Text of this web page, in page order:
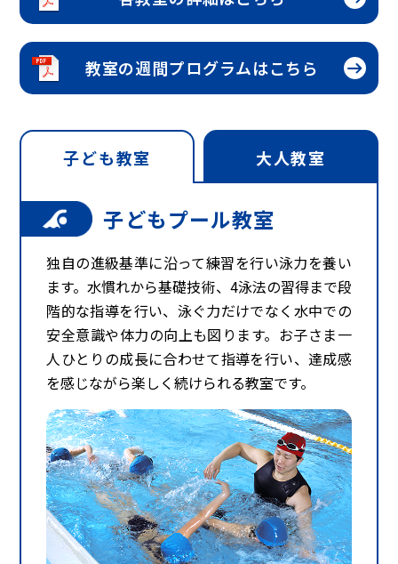
教室の週間プログラムはこちら arrow_right_alt
子ども教室 大人教室
子どもプール教室
独自の進級基準に沿って練習を行い泳力を養い
ます。水慣れから基礎技術、4泳法の習得まで段
階的な指導を行い、泳ぐ力だけでなく水中での
安全意識や体力の向上も図ります。お子さま一
人ひとりの成長に合わせて指導を行い、達成感
を感じながら楽しく続けられる教室です。